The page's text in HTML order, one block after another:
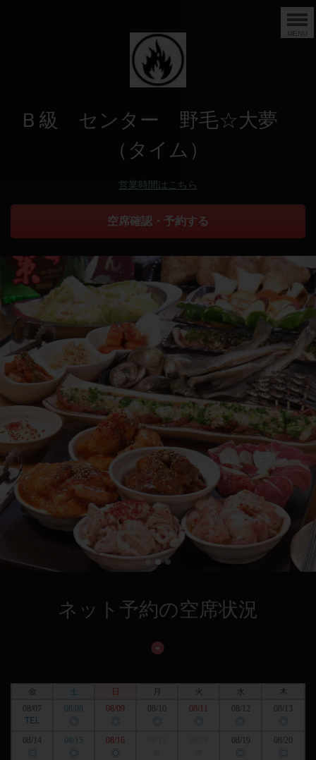
MENU
Ｂ級 センター 野毛☆大夢
（タイム）
営業時間はこちら
空席確認・予約する
ネット予約の空席状況
金 土 日 火 水
木
08/07
TEL
08/08
◎
08/09
◎ ◎
08/11
◎
08/12
◎
08/13
◎
08/14
◎
08/15
◎
08/16
◎
08/19
◎
08/20
◎